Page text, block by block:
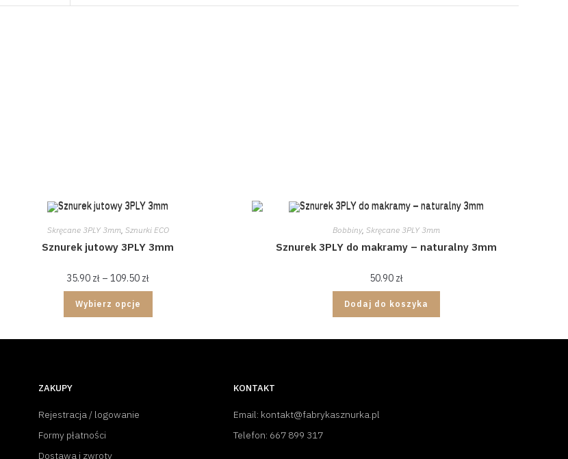
Skręcane 3PLY 3mm Sznurki ECO
Sznurek jutowy 3PLY 3mm
35.90 zł – 109.50 zł
Wybierz opcje
Bobbiny,Skręcane 3PLY 3mm
Sznurek 3PLY do makramy – naturalny 3mm
50.90 zł
Dodaj do koszyka
ZAKUPY
Rejestracja / logowanie
Formy płatności
Dostawa i zwroty
KONTAKT
Email: kontakt@fabrykasznurka.pl
Telefon: 667 899 317